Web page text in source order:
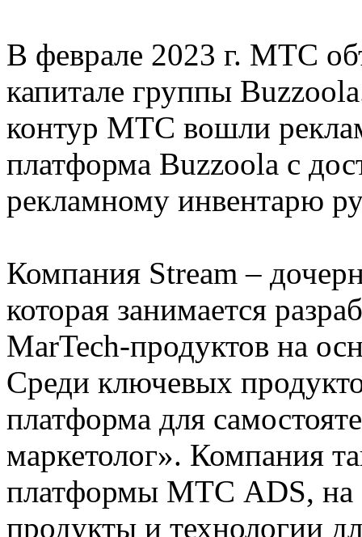
В феврале 2023 г. МТС
капитале группы
контур МТС вошли
платформа Buzzoola с
рекламному инвентарю
Компания Stream –
которая занимается
MarTech-продуктов на
Среди ключевых
платформа для
маркетолог». Компания
платформы МТС ADS, на
продукты и технологии